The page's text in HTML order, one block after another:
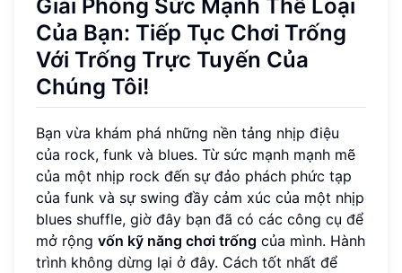
Giải Phóng Sức Mạnh Thể Loại
Của Bạn: Tiếp Tục Chơi Trống
Với Trống Trực Tuyến Của
Chúng Tôi!
Bạn vừa khám phá những nền tảng nhịp điệu
của rock, funk và blues. Từ sức mạnh mạnh mẽ
của một nhịp rock đến sự đảo phách phức tạp
của funk và sự swing đầy cảm xúc của một nhịp
blues shuffle, giờ đây bạn đã có các công cụ để
mở rộng vốn kỹ năng chơi trống của mình. Hành
trình không dừng lại ở đây. Cách tốt nhất để